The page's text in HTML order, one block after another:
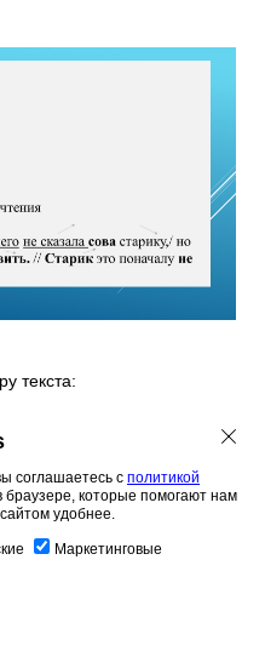
текста:
только для
соглашаетесь с политикой
которые помогают нам
удобнее.
Маркетинговые